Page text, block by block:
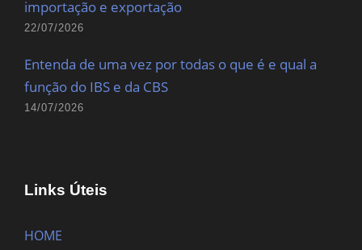
importação e exportação
22/07/2026
Entenda de uma vez por todas o que é e qual a
função do IBS e da CBS
14/07/2026
Links Úteis
HOME